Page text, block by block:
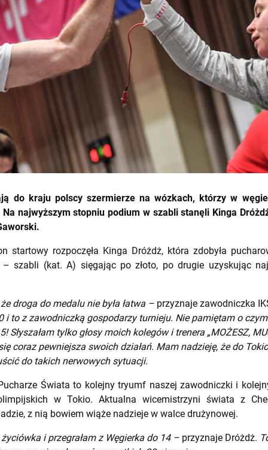
do kraju polscy szermierze na wózkach, którzy w
najwyższym stopniu podium w szabli stanęli Kinga
startowy rozpoczęła Kinga Dróżdż, która zdobyła
szabli (kat. A) sięgając po złoto, po drugie uzyskując
droga do medalu nie była łatwa – przyznaje zawodniczka
i to z zawodniczką gospodarzy turnieju. Nie pamiętam o
Słyszałam tylko głosy moich kolegów i trenera „MOŻESZ,
coraz pewniejsza swoich działań. Mam nadzieję, że do
do takich nerwowych sytuacji.
Świata to kolejny tryumf naszej zawodniczki i
w Tokio. Aktualna wicemistrzyni świata z
z nią bowiem wiąże nadzieje w walce drużynowej.
i przegrałam z Węgierka do 14 – przyznaje Dróżdż.